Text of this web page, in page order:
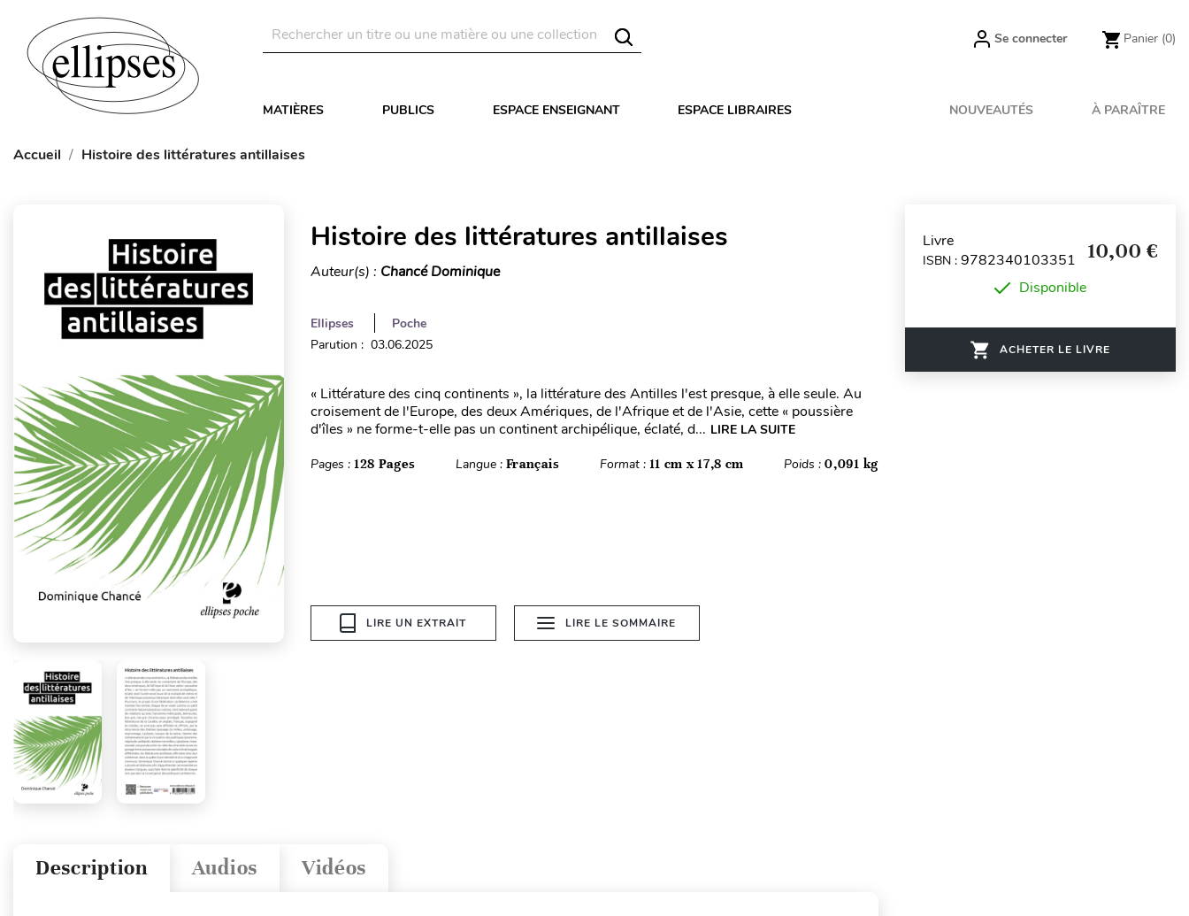
Se connecter Panier (0)
MATIÈRES PUBLICS ESPACE ENSEIGNANT ESPACE LIBRAIRES NOUVEAUTÉS À PARAÎTRE
Accueil Histoire des littératures antillaises
Histoire des littératures antillaises
Auteur(s) : Chancé Dominique
Ellipses
Poche
Parution : 03.06.2025
« Littérature des cinq continents », la littérature des Antilles l'est presque, à elle seule. Au
croisement de l'Europe, des deux Amériques, de l'Afrique et de l'Asie, cette « poussière
d'îles » ne forme-t-elle pas un continent archipélique, éclaté, d... LIRE LA SUITE
Pages : 128 Pages Langue : Français Format : 11 cm x 17,8 cm Poids :0,091 kg
LIRE UN EXTRAIT LIRE LE SOMMAIRE
Vidéos
Audios
Description
Livre
ISBN : 9782340103351 10,00 €
Disponible
ACHETER LE LIVRE